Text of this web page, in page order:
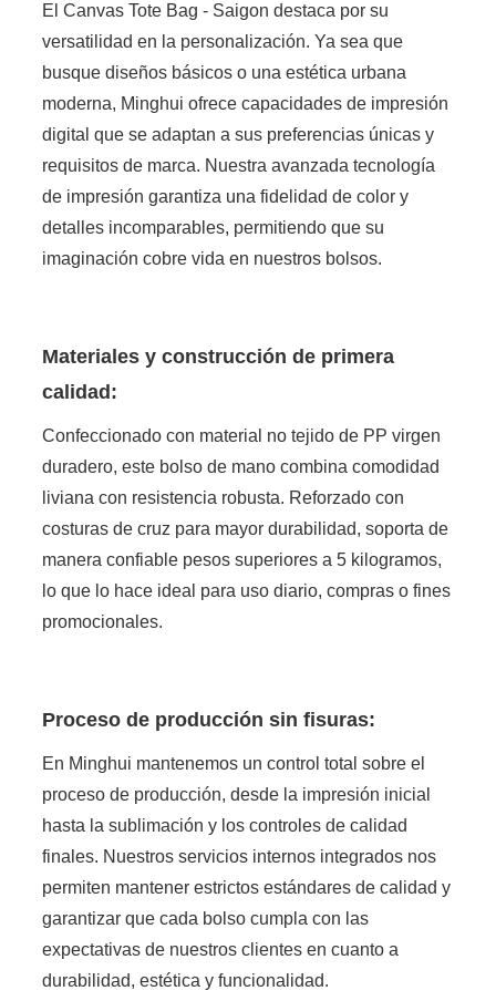
El Canvas Tote Bag - Saigon destaca por su
versatilidad en la personalización. Ya sea que
busque diseños básicos o una estética urbana
moderna, Minghui ofrece capacidades de impresión
digital que se adaptan a sus preferencias únicas y
requisitos de marca. Nuestra avanzada tecnología
de impresión garantiza una fidelidad de color y
detalles incomparables, permitiendo que su
imaginación cobre vida en nuestros bolsos.
Materiales y construcción de primera
calidad:
Confeccionado con material no tejido de PP virgen
duradero, este bolso de mano combina comodidad
liviana con resistencia robusta. Reforzado con
costuras de cruz para mayor durabilidad, soporta de
manera confiable pesos superiores a 5 kilogramos,
lo que lo hace ideal para uso diario, compras o fines
promocionales.
Proceso de producción sin fisuras:
En Minghui mantenemos un control total sobre el
proceso de producción, desde la impresión inicial
hasta la sublimación y los controles de calidad
finales. Nuestros servicios internos integrados nos
permiten mantener estrictos estándares de calidad y
garantizar que cada bolso cumpla con las
expectativas de nuestros clientes en cuanto a
durabilidad, estética y funcionalidad.